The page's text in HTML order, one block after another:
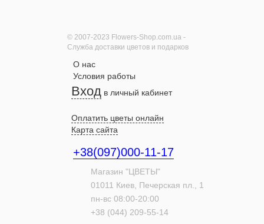
© 2007-2023 Flowers-Shop.com.ua -
Служба доставки цветов и подарков
О нас
Условия работы
Вход в личный кабинет
Оплатить цветы онлайн
Карта сайта
+38(097)000-11-17
Магазин "ЦВЕТЫ"
01011 Киев, Печерская пл., 1
пн-вс 08:00-20:00
+38 (044) 209-55-14